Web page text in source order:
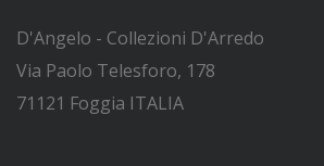
D'Angelo - Collezioni D'Arredo
Via Paolo Telesforo, 178
71121 Foggia ITALIA